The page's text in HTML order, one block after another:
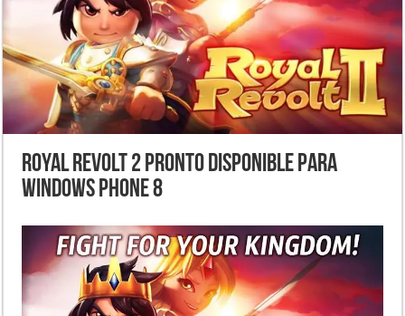
Royal Revolt 2 pronto disponible para
Windows Phone 8